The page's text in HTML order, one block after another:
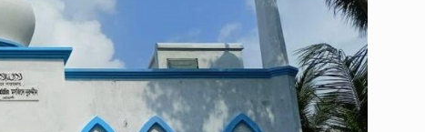
اقرأ هذا الكتاب وتعرّف على حقيقة
عرض مصوَّر لأقوال المستشرقين في
الحجّ.. دلالات، حِكم، وأهداف >> المزيد